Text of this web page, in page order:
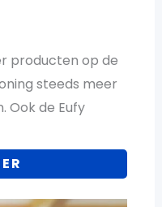
producten op de
steeds meer
Ook de Eufy